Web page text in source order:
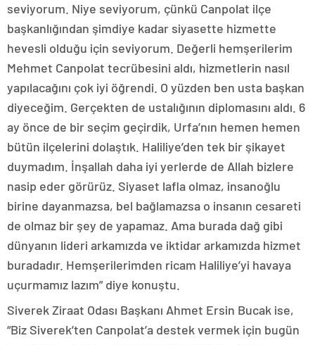
seviyorum. Niye seviyorum, çünkü Canpolat ilçe
başkanlığından şimdiye kadar siyasette hizmette
hevesli olduğu için seviyorum. Değerli hemşerilerim
Mehmet Canpolat tecrübesini aldı, hizmetlerin nasıl
yapılacağını çok iyi öğrendi. O yüzden ben usta başkan
diyeceğim. Gerçekten de ustalığının diplomasını aldı. 6
ay önce de bir seçim geçirdik, Urfa’nın hemen hemen
bütün ilçelerini dolaştık. Haliliye’den tek bir şikayet
duymadım. İnşallah daha iyi yerlerde de Allah bizlere
nasip eder görürüz. Siyaset lafla olmaz, insanoğlu
birine dayanmazsa, bel bağlamazsa o insanın cesareti
de olmaz bir şey de yapamaz. Ama burada dağ gibi
dünyanın lideri arkamızda ve iktidar arkamızda hizmet
buradadır. Hemşerilerimden ricam Haliliye’yi havaya
uçurmamız lazım” diye konuştu.
Siverek Ziraat Odası Başkanı Ahmet Ersin Bucak ise,
“Biz Siverek’ten Canpolat’a destek vermek için bugün